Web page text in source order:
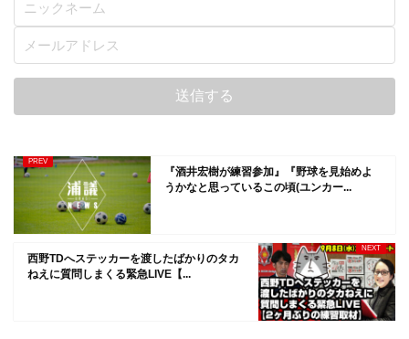
『酒井宏樹が練習参加』『野球を見始めよ
うかなと思っているこの頃(ユンカー...
西野TDへステッカーを渡したばかりのタカ
ねえに質問しまくる緊急LIVE【...